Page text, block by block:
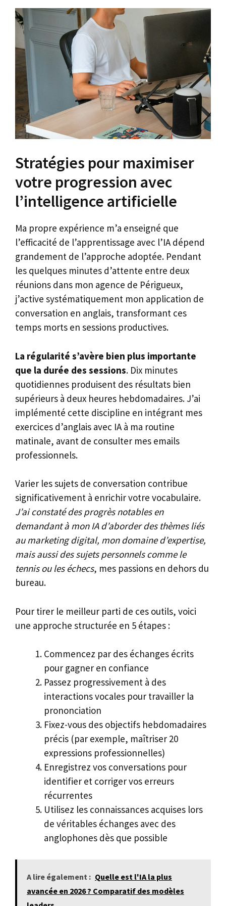
Stratégies pour maximiser
votre progression avec
l’intelligence artificielle
Ma propre expérience m’a enseigné que
l’efficacité de l’apprentissage avec l’IA dépend
grandement de l’approche adoptée. Pendant
les quelques minutes d’attente entre deux
réunions dans mon agence de Périgueux,
j’active systématiquement mon application de
conversation en anglais, transformant ces
temps morts en sessions productives.
La régularité s’avère bien plus importante
que la durée des sessions. Dix minutes
quotidiennes produisent des résultats bien
supérieurs à deux heures hebdomadaires. J’ai
implémenté cette discipline en intégrant mes
exercices d’anglais avec IA à ma routine
matinale, avant de consulter mes emails
professionnels.
Varier les sujets de conversation contribue
significativement à enrichir votre vocabulaire.
J’ai constaté des progrès notables en
demandant à mon IA d’aborder des thèmes liés
au marketing digital, mon domaine d’expertise,
mais aussi des sujets personnels comme le
tennis ou les échecs, mes passions en dehors du
bureau.
Pour tirer le meilleur parti de ces outils, voici
une approche structurée en 5 étapes :
Commencez par des échanges écrits
pour gagner en confiance
Passez progressivement à des
interactions vocales pour travailler la
prononciation
Fixez-vous des objectifs hebdomadaires
précis (par exemple, maîtriser 20
expressions professionnelles)
Enregistrez vos conversations pour
identifier et corriger vos erreurs
récurrentes
Utilisez les connaissances acquises lors
de véritables échanges avec des
anglophones dès que possible
A lire également : Quelle est l'IA la plus
avancée en 2026 ? Comparatif des modèles